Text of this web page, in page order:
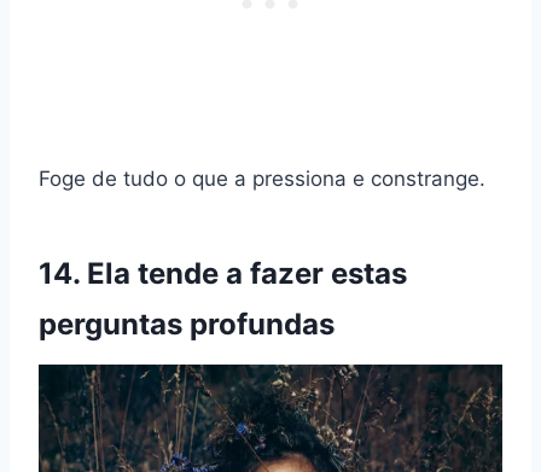
Foge de tudo o que a pressiona e constrange.
14. Ela tende a fazer estas
perguntas profundas